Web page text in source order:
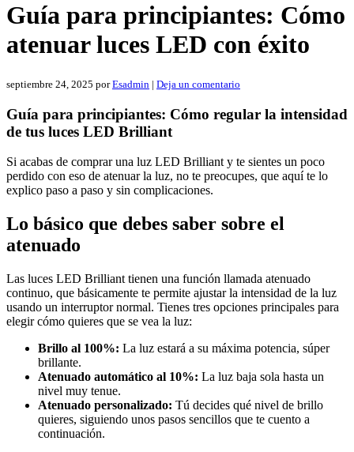
Guía para principiantes: Cómo
atenuar luces LED con éxito
septiembre 24, 2025 porEsadmin | Deja un comentario
Guía para principiantes: Cómo regular la intensidad
de tus luces LED Brilliant
Si acabas de comprar una luz LED Brilliant y te sientes un poco
perdido con eso de atenuar la luz, no te preocupes, que aquí te lo
explico paso a paso y sin complicaciones.
Lo básico que debes saber sobre el
atenuado
Las luces LED Brilliant tienen una función llamada atenuado
continuo, que básicamente te permite ajustar la intensidad de la luz
usando un interruptor normal. Tienes tres opciones principales para
elegir cómo quieres que se vea la luz:
Brillo al 100%: La luz estará a su máxima potencia, súper
brillante.
Atenuado automático al 10%: La luz baja sola hasta un
nivel muy tenue.
Atenuado personalizado: Tú decides qué nivel de brillo
quieres, siguiendo unos pasos sencillos que te cuento a
continuación.